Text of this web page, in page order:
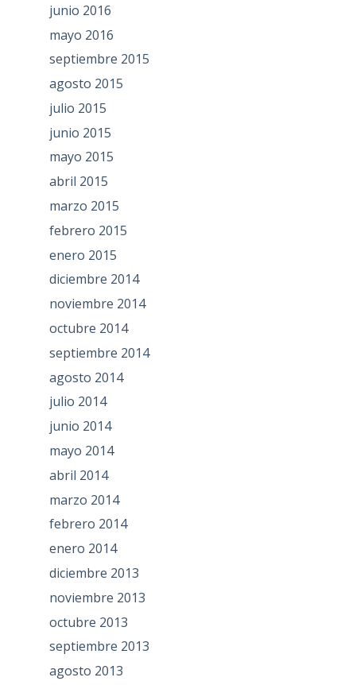
junio 2016
mayo 2016
septiembre 2015
agosto 2015
julio 2015
junio 2015
mayo 2015
abril 2015
marzo 2015
febrero 2015
enero 2015
diciembre 2014
noviembre 2014
octubre 2014
septiembre 2014
agosto 2014
julio 2014
junio 2014
mayo 2014
abril 2014
marzo 2014
febrero 2014
enero 2014
diciembre 2013
noviembre 2013
octubre 2013
septiembre 2013
agosto 2013